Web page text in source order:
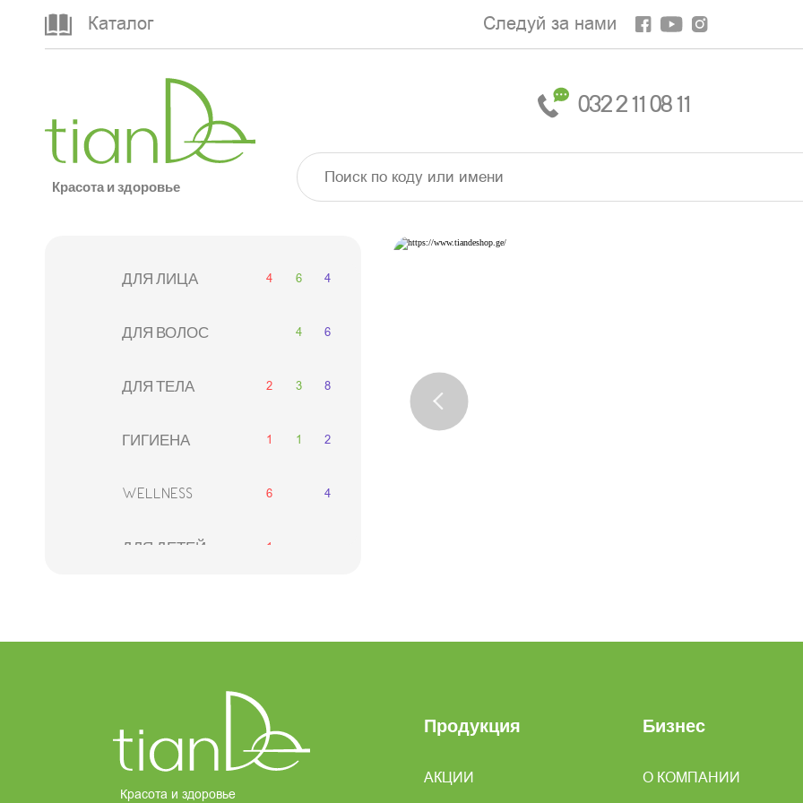
Каталог Следуй за нами
Красота и здоровье
032 2 11 08 11
ДЛЯ ЛИЦА 4 6 4
ДЛЯ ВОЛОС 4 6
ДЛЯ ТЕЛА 2 3 8
ГИГИЕНА 1 1 2
WELLNESS 6 4
ДЛЯ ДЕТЕЙ 1
8
НАБОРЫ
Красота и здоровье
Продукция
АКЦИИ
Бизнес
О КОМПАНИИ